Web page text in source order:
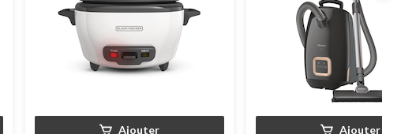
Ajouter Ajouter